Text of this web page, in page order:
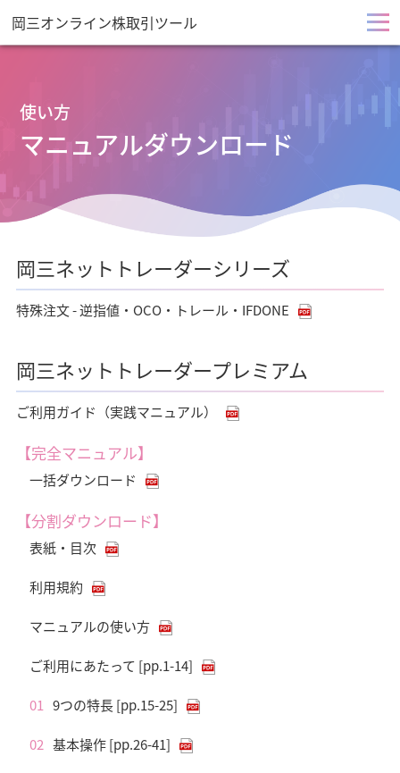
岡三オンライン株取引ツール メ
ュ
を
く
使い方
マニュアルダウンロード
岡三ネットトレーダーシリーズ
特殊注文 - 逆指値・OCO・トレール・IFDONE
岡三ネットトレーダープレミアム
ご利用ガイド（実践マニュアル）
【完全マニュアル】
一括ダウンロード
【分割ダウンロード】
表紙・目次
利用規約
マニュアルの使い方
ご利用にあたって [pp.1-14]
01 9つの特長 [pp.15-25]
02 基本操作 [pp.26-41]